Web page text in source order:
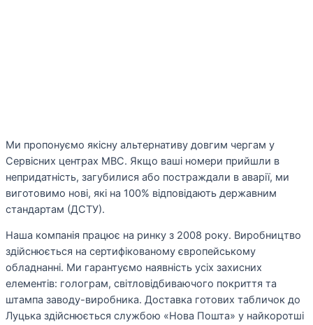
Ми пропонуємо якісну альтернативу довгим чергам у
Сервісних центрах МВС. Якщо ваші номери прийшли в
непридатність, загубилися або постраждали в аварії, ми
виготовимо нові, які на 100% відповідають державним
стандартам (ДСТУ).
Наша компанія працює на ринку з 2008 року. Виробництво
здійснюється на сертифікованому європейському
обладнанні. Ми гарантуємо наявність усіх захисних
елементів: голограм, світловідбиваючого покриття та
штампа заводу-виробника. Доставка готових табличок до
Луцька здійснюється службою «Нова Пошта» у найкоротші